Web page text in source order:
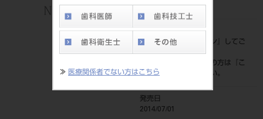
≫ 医療関係者でない方はこちら
207110015
標準価格
価格の確認は『
ログイン
』してご
覧ください。
ネット会員登録がまだの方は『
こ
ちら』より登録ください。
発売日
2014/07/01